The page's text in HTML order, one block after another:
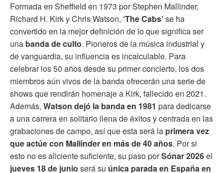
Formada en Sheffield en 1973 por Stephen Mallinder,
Richard H. Kirk y Chris Watson, ‘The Cabs’se ha
convertido en la mejor definición de lo que significa ser
una banda de culto. Pioneros de la música industrial y
de vanguardia, su influencia es incalculable. Para
celebrar los 50 años desde su primer concierto, los dos
miembros aún vivos de la banda ofrecerán una serie de
shows que rendirán homenaje a Kirk, fallecido en 2021.
Además, Watson dejó la banda en 1981 para dedicarse
a una carrera en solitario llena de éxitos y centrada en las
grabaciones de campo, así que esta será la primera vez
que actúe con Mallinder en más de 40 años. Por si
esto no es aliciente suficiente, su paso porSónar 2026el
jueves 18 de junio será su única parada en España en